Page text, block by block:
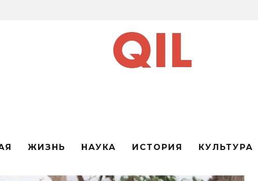
ЖИЗНЬ НАУКА ИСТОРИЯ КУЛЬТУРА